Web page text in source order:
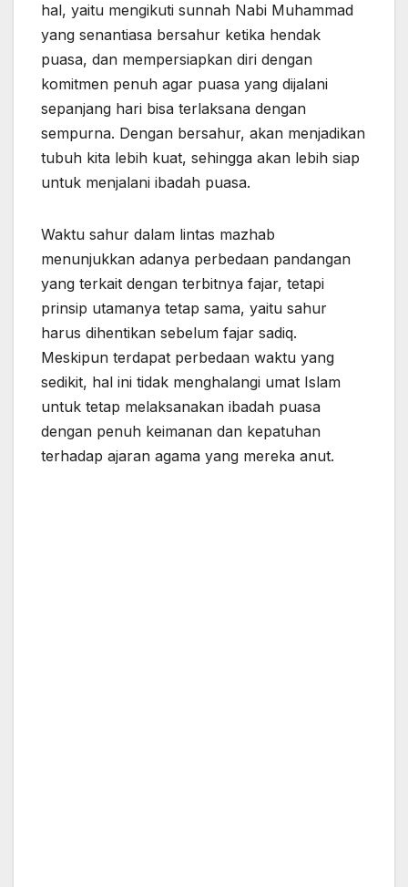
hal, yaitu mengikuti sunnah Nabi Muhammad
yang senantiasa bersahur ketika hendak
puasa, dan mempersiapkan diri dengan
komitmen penuh agar puasa yang dijalani
sepanjang hari bisa terlaksana dengan
sempurna. Dengan bersahur, akan menjadikan
tubuh kita lebih kuat, sehingga akan lebih siap
untuk menjalani ibadah puasa.
Waktu sahur dalam lintas mazhab
menunjukkan adanya perbedaan pandangan
yang terkait dengan terbitnya fajar, tetapi
prinsip utamanya tetap sama, yaitu sahur
harus dihentikan sebelum fajar sadiq.
Meskipun terdapat perbedaan waktu yang
sedikit, hal ini tidak menghalangi umat Islam
untuk tetap melaksanakan ibadah puasa
dengan penuh keimanan dan kepatuhan
terhadap ajaran agama yang mereka anut.